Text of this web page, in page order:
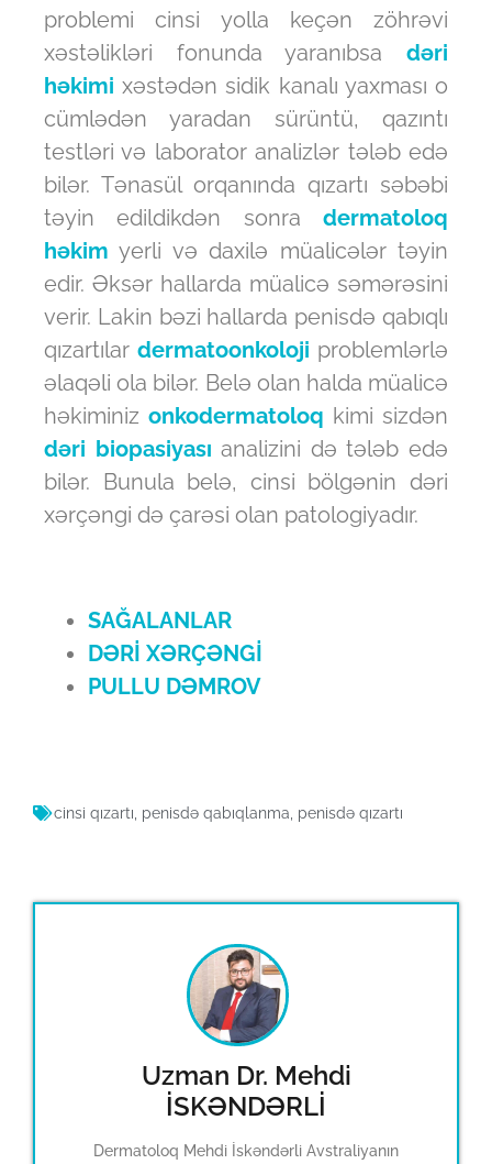
problemi cinsi yolla keçən zöhrəvi
xəstəlikləri fonunda yaranıbsa dəri
həkimi xəstədən sidik kanalı yaxması o
cümlədən yaradan sürüntü, qazıntı
testləri və laborator analizlər tələb edə
bilər. Tənasül orqanında qızartı səbəbi
təyin edildikdən sonra dermatoloq
həkim yerli və daxilə müalicələr təyin
edir. Əksər hallarda müalicə səmərəsini
verir. Lakin bəzi hallarda penisdə qabıqlı
qızartılar dermatoonkoloji problemlərlə
əlaqəli ola bilər. Belə olan halda müalicə
həkiminiz onkodermatoloq kimi sizdən
dəri biopasiyası analizini də tələb edə
bilər. Bunula belə, cinsi bölgənin dəri
xərçəngi də çarəsi olan patologiyadır.
SAĞALANLAR
DƏRİ XƏRÇƏNGİ
PULLU DƏMROV
cinsi qızartı penisdə qabıqlanma penisdə qızartı
Uzman Dr. Mehdi
İSKƏNDƏRLİ
Dermatoloq Mehdi İskəndərli Avstraliyanın